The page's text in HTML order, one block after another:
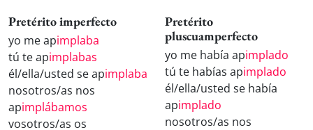
Pretérito imperfecto
yo me apimplaba
tú te apimplabas
él/ella/usted se apimplaba
nosotros/as nos
apimplábamos
vosotros/as os
Pretérito
pluscuamperfecto
yo me había apimplado
tú te habías apimplado
él/ella/usted se había
apimplado
nosotros/as nos